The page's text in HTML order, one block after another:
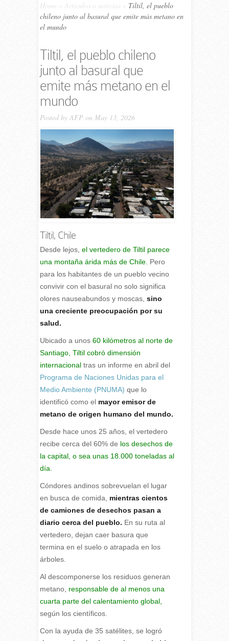
Home Artículos o noticias
Tiltil, el pueblo
chileno junto al basural que emite más metano en
el mundo
Tiltil, el pueblo chileno
junto al basural que
emite más metano en el
mundo
Posted by AFPon May 13, 2026
Tiltil, Chile
Desde lejos, el vertedero de Tiltil parece
una montaña árida más de Chile. Pero
para los habitantes de un pueblo vecino
convivir con el basural no solo significa
olores nauseabundos y moscas, sino
una creciente preocupación por su
salud.
Ubicado a unos 60 kilómetros al norte de
Santiago, Tiltil cobró dimensión
internacionaltras un informe en abril del
Programa de Naciones Unidas para el
Medio Ambiente (PNUMA) que lo
identificó como el mayor emisor de
metano de origen humano del mundo.
Desde hace unos 25 años, el vertedero
recibe cerca del 60% de los desechos de
la capital, o sea unas 18.000 toneladas al
día.
Cóndores andinos sobrevuelan el lugar
en busca de comida, mientras cientos
de camiones de desechos pasan a
diario cerca del pueblo. En su ruta al
vertedero, dejan caer basura que
termina en el suelo o atrapada en los
árboles.
Al descomponerse los residuos generan
metano, responsable de al menos una
cuarta parte del calentamiento global,
según los científicos.
Con la ayuda de 35 satélites, se logró